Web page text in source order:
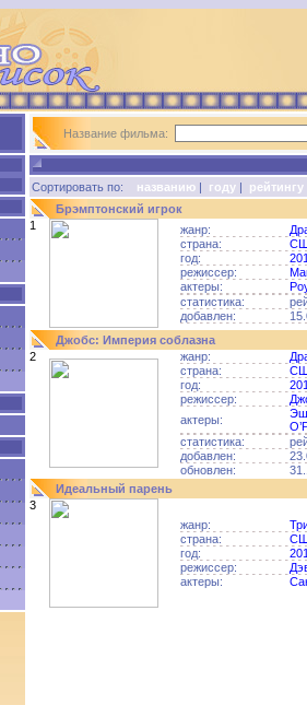
Название фильма:
Сортировать по: названию | году | рейтингу
Брэмптонский игрок
1
жанр:
страна:
год:
режиссер:
актеры:
статистика:
добавлен:
Джобс: Империя соблазна
2
жанр:
страна:
год:
режиссер:
актеры:
статистика:
добавлен:
обновлен:
Идеальный парень
3
жанр:
страна:
год:
режиссер:
актеры: